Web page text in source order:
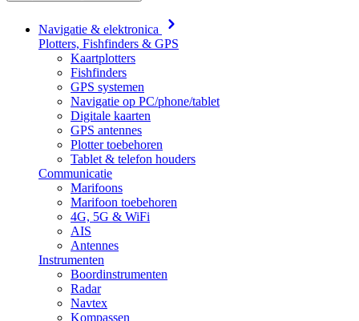
Navigatie & elektronica
Plotters, Fishfinders & GPS
Kaartplotters
Fishfinders
GPS systemen
Navigatie op PC/phone/tablet
Digitale kaarten
GPS antennes
Plotter toebehoren
Tablet & telefon houders
Communicatie
Marifoons
Marifoon toebehoren
4G, 5G & WiFi
AIS
Antennes
Instrumenten
Boordinstrumenten
Radar
Navtex
Kompassen